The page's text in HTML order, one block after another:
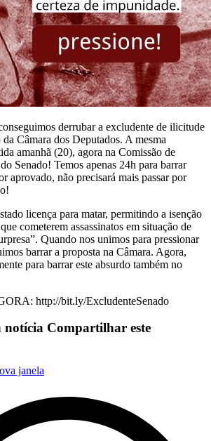
derrubar a excludente de ilicitude
Câmara dos Deputados. A mesma
amanhã (20), agora na Comissão de
Senado! Temos apenas 24h para barrar
aprovado, não precisará mais passar por
licença para matar, permitindo a isenção
cometerem assassinatos em situação de
Quando nos unimos para pressionar
barrar a proposta na Câmara. Agora,
para barrar este absurdo também no
http://bit.ly/ExcludenteSenado
notícia Compartilhar este
janela